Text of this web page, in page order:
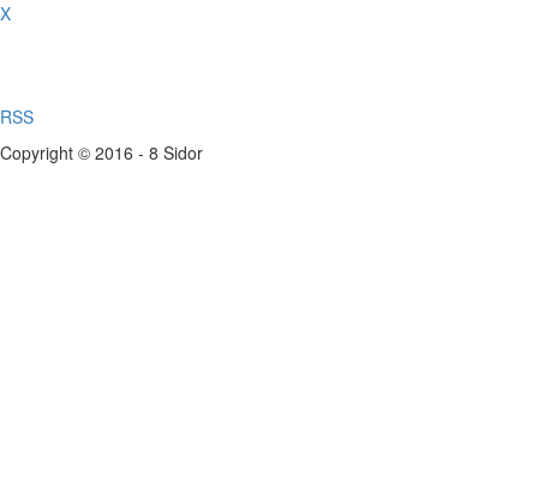
X
RSS
Copyright © 2016 - 8 Sidor